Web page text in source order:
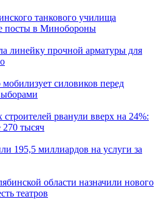
танкового училища
посты в Минобороны
линейку прочной арматуры для
мобилизует силовиков перед
строителей рванули вверх на 24%:
270 тысяч
195,5 миллиардов на услуги за
области назначили нового
театров